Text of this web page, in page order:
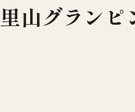
里山グランピ